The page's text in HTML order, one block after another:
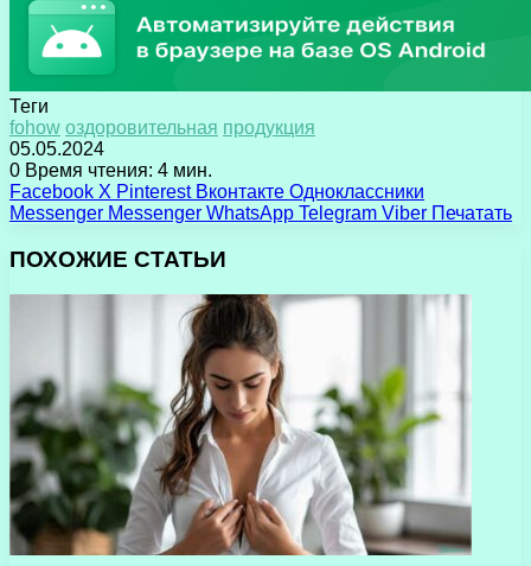
Теги
fohow оздоровительная продукция
05.05.2024
0 Время чтения: 4 мин.
Facebook X Pinterest Вконтакте Одноклассники
Messenger Messenger WhatsApp Telegram Viber Печатать
ПОХОЖИЕ СТАТЬИ